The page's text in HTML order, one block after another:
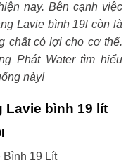
nay. Bên cạnh việc
Lavie bình 19l còn là
chất có lợi cho cơ thể.
Phát Water tìm hiểu
này!
bình 19 lít
19 Lít